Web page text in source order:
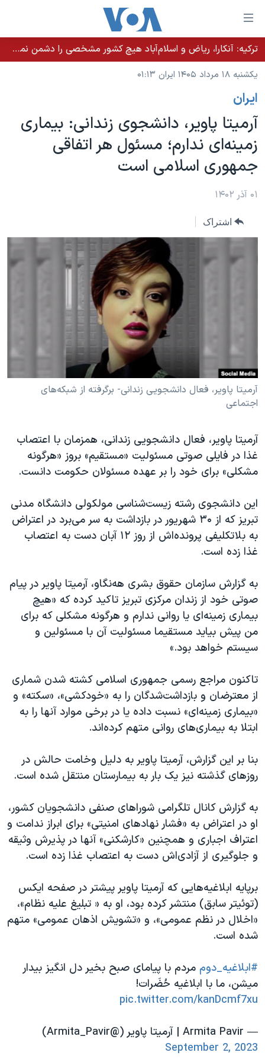
لینکهای
قابل
دسترسی
جهش
محتوای
اصلی
جهش
به
صفحه
جهش
خانه
نسخه سبک وب‌سایت
موضوع ها
ایران
آمریکا
جهان
ورزشی
ویدیوها
علم و فناوری
گالری عکس
آرشیو پخش زنده
برنامه های تلویزیونی
جدول برنامه ها
صفحه‌های ویژه
جام جهانی ۲۰۲۶
بایگانی برنامه‌های تلویزیونی
انتخابات ریاست جمهوری آمریکا ۲۰۲۴
حمله جمهوری اسلامی به اسرائیل
رمز مهسا
اعتراضات زن، زندگی، آزادی
مجموعه مستندهای دادخواهی
دادگاه حمید نوری
چهل سال گروگان‌گیری
اعتراضات مردمی آبان ۹۸
اسرائیل در جنگ
نرگس محمدی برنده جایزه نوبل صلح
صفحه‌های ویژه
سفر پرزیدنت ترامپ به چین
فرکانس‌های صدای آمریکا
پخش رادیویی
یادگیری زبان انگلیسی
زبانهای مختلف
ترکیه: آنکارا، ریاض و اسلام‌آباد هیچ کشور مشخصی را دشمن نمی‌دانند مگر اینکه آن کشور اقدام خصمانه‌ای انجام دهد
یکشنبه ۱۸ مرداد ۱۴۰۵ ایران ۰۱:۱۳
ايران
آرمیتا پاویر، دانشجوی زندانی: بیماری
زمینه‌ای ندارم؛ مسئول هر اتفاقی
جمهوری اسلامی است
۰۱ آذر ۱۴۰۲
اشتراک
آرمیتا پاویر، فعال دانشجویی زندانی- برگرفته از شبکه‌های
اجتماعی
آرمیتا پاویر، فعال دانشجویی زندانی، همزمان با اعتصاب
غذا در فایلی صوتی مسئولیت «مستقیم» بروز «هرگونه
مشکلی» برای خود را بر عهده مسئولان حکومت دانست.
این دانشجوی رشته زیست‌شناسی مولکولی دانشگاه مدنی
تبریز که از ۳۰ شهریور در بازداشت به سر می‌برد در اعتراض
به بلاتکلیفی پرونده‌اش از روز ۱۲ آبان دست به اعتصاب
غذا زده است.
به گزارش سازمان حقوق بشری هه‌نگاو، آرمیتا پاویر در پیام
صوتی خود از زندان مرکزی تبریز تاکید کرده که «هیچ
بیماری زمینه‌ای یا روانی ندارم و هرگونه مشکلی که برای
من پیش بیاید مستقیما مسئولیت آن با مسئولین و
سیستم خواهد بود.»
تاکنون مراجع رسمی جمهوری اسلامی کشته شدن شماری
از معترضان و بازداشت‌شدگان را به «خودکشی»، «سکته» و
«بیماری زمینه‌ای» نسبت داده‌ یا در برخی موارد آنها را به
ابتلا به بیماری‌های روانی متهم کرده‌اند.
بنا بر این گزارش، آرمیتا پاویر به دلیل وخامت حالش در
روزهای گذشته نیز یک بار به بیمارستان منتقل شده است.
به گزارش کانال تلگرامی شوراهای صنفی دانشجویان کشور،
او در اعتراض به «فشار نهادهای امنیتی» برای ابراز ندامت و
اعتراف اجباری و همچنین «کارشکنی» آنها در پذیرش وثیقه
و جلوگیری از آزادی‌اش دست به اعتصاب غذا زده است.
برپایه ابلاغیه‌هایی که آرمیتا پاویر پیشتر در صفحه ایکس
(توئیتر سابق) منتشر کرده بود، او به « تبلیغ علیه نظام»،
«اخلال در نظم عمومی»، و «تشویش اذهان عمومی» متهم
شده است.
#ابلاغیه_دوم مردم با پیامای صبح بخیر دل انگیز بیدار
میشن، ما با ابلاغیه حُضَرات!
pic.twitter.com/kanDcmf7xu
— Armita Pavir | آرمیتا پاویر (@Armita_Pavir)
September 2, 2023